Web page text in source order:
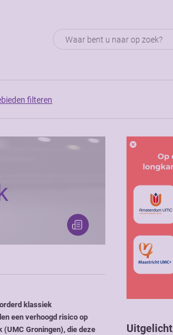
filteren
klassiek
een verhoogd risico op
(UMC Groningen), die deze
Uitgelicht